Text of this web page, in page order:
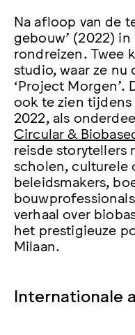
Na afloop van de
gebouw’ (2022)
rondreizen. Twee
studio, waar ze nu
‘Project Morgen’.
ook te zien tijdens
2022, als
Circular &
reisde storytellers
scholen, culturele
beleidsmakers,
verhaal over
het prestigieuze
Milaan.
Internationale